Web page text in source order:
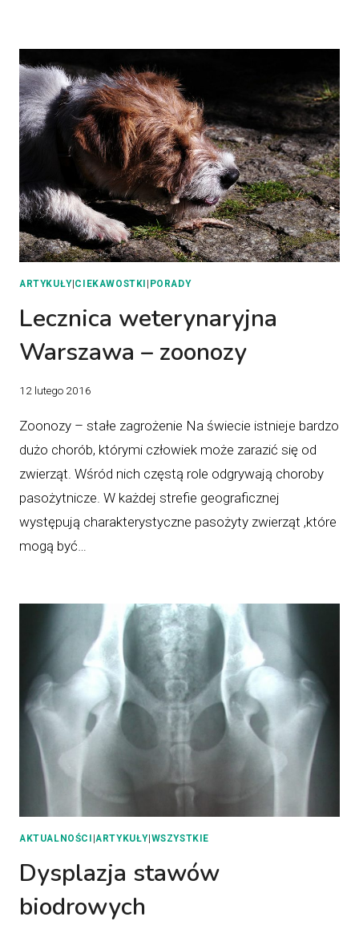
ARTYKUŁY| CIEKAWOSTKI PORADY
Lecznica weterynaryjna
Warszawa – zoonozy
12 lutego 2016
Zoonozy – stałe zagrożenie Na świecie istnieje bardzo
dużo chorób, którymi człowiek może zarazić się od
zwierząt. Wśród nich częstą role odgrywają choroby
pasożytnicze. W każdej strefie geograficznej
występują charakterystyczne pasożyty zwierząt ,które
mogą być…
AKTUALNOŚCI |ARTYKUŁY| WSZYSTKIE
Dysplazja stawów
biodrowych